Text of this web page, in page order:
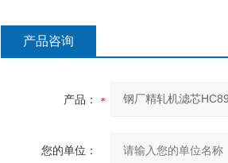
产品咨询
产品：
您的单位：